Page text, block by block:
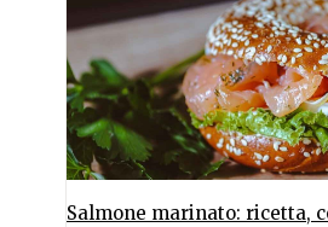
Salmone marinato: ricetta,